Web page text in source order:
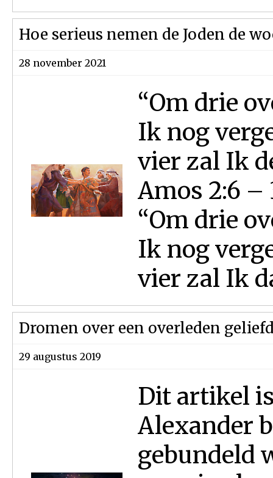
Hoe serieus nemen de Joden de
28 november 2021
“Om drie
Ik nog
vier zal Ik
Amos 2:6 –
“Om drie
Ik nog
vier zal Ik
Dromen over een overleden
29 augustus 2019
Dit artikel
Alexander
gebundeld